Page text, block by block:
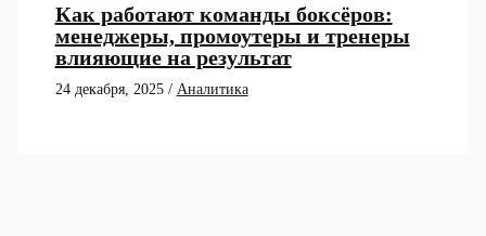
Как работают команды боксёров:
менеджеры, промоутеры и тренеры
влияющие на результат
24 декабря, 2025 / Аналитика